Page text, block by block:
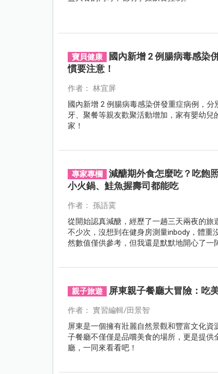
寶貝健康
國內新增 2 例腸病毒感染
慣要注意！
作者： 林宜屏
國內新增 2 例腸病毒感染併發重症病例，
牙、聚餐等親友歡聚活動增加，家有嬰幼
家！
專家專欄
減醣期外食怎麼吃？吃飽
小火鍋、鮭魚握壽司都能吃
作者： 孫語霙
從開始認真減醣，經歷了一趟三天兩夜的
不少次，沒想到在健身房測量inbody，體重
然數值僅供參考，但我還是默默地開心了一
親子旅遊 屏東親子餐廳大冒險：吃
作者： 實習編輯/田景智
屏東是一個擁有壯麗自然景觀和豐富文化
子餐廳不僅僅是品嚐美食的場所，更是提
廳，一同來看看吧！